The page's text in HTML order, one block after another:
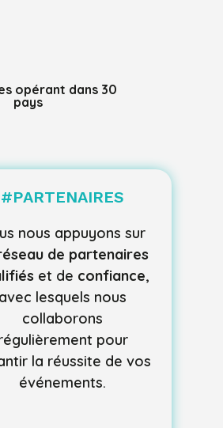
opérant dans 30
pays
#PARTENAIRES
nous appuyons sur
de partenaires
et de confiance,
avec lesquels nous
collaborons
pour
la réussite de vos
événements.